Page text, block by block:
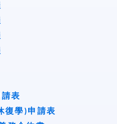
表
復學)申請表